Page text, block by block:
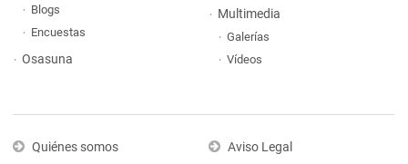
Blogs
Encuestas
Osasuna
Multimedia
Galerías
Vídeos
Quiénes somos
Aviso Legal